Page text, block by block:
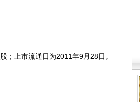
上市流通日为2011年9月28日。